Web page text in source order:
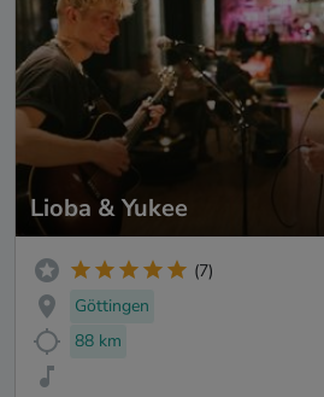
Lioba & Yukee
(7)
Göttingen
88 km